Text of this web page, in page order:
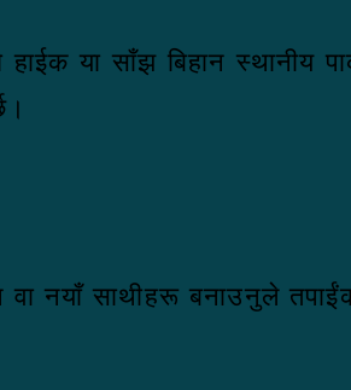
या साँझ बिहान स्थानीय
नयाँ साथीहरू बनाउनुले